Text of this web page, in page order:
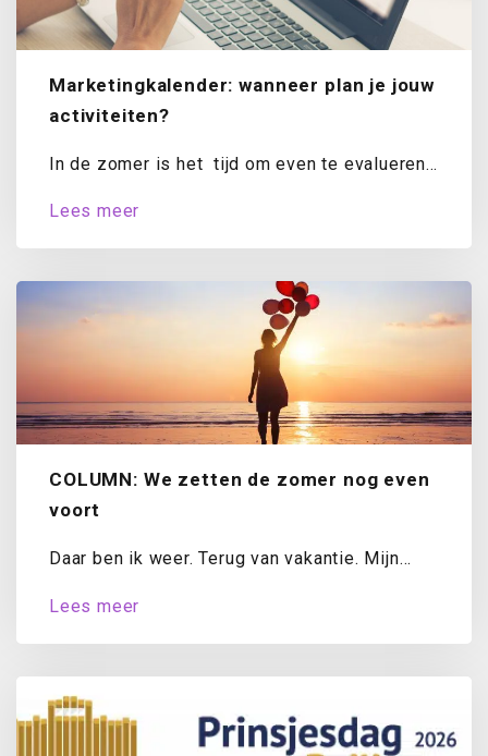
Marketingkalender: wanneer plan je jouw
activiteiten?
In de zomer is het tijd om even te evalueren.
Lees meer
COLUMN: We zetten de zomer nog even
voort
Daar ben ik weer. Terug van vakantie. Mijn
Lees meer